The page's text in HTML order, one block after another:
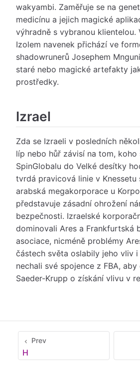
wakyambi. Zaměřuje se na
medicínu a jejich magické
výhradně s vybranou klientelou.
Izolem navenek přichází ve
shadowrunerů Josephem
staré nebo magické artefakty
prostředky.
Izrael
Zda se Izraeli v posledních
líp nebo hůř závisí na tom, koho
SpinGlobalu do Velké desítky
tvrdá pravicová linie v Knessetu
arabská megakorporace u
představuje zásadní ohrožení
bezpečnosti. Izraelské
dominovali Ares a Frankfurtská
asociace, nicméně problémy
částech světa oslabily jeho vliv
nechali své spojence z FBA,
Saeder-Krupp o získání vlivu v
Prev
H